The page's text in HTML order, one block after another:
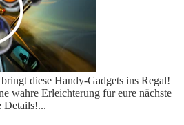
diese Handy-Gadgets ins Regal!
wahre Erleichterung für eure nächste
Details!...